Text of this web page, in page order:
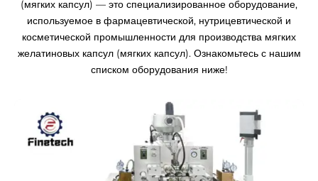
(мягких капсул) — это специализированное оборудование,
используемое в фармацевтической, нутрицевтической и
косметической промышленности для производства мягких
желатиновых капсул (мягких капсул). Ознакомьтесь с нашим
списком оборудования ниже!